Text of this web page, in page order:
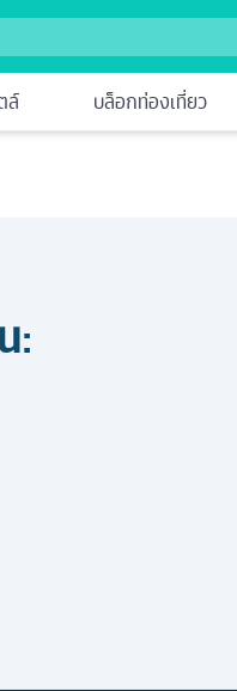
ล์ บล็อกท่องเที่ยว
: